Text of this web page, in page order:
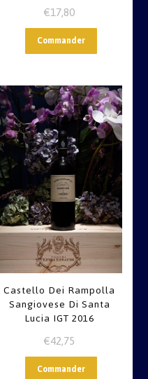
€17,80
Commander
Castello Dei Rampolla
Sangiovese Di Santa
Lucia IGT 2016
€42,75
Commander